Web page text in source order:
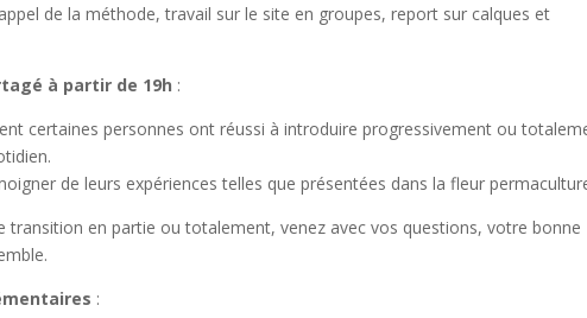
de la méthode, travail sur le site en groupes, report sur calques et
à partir de 19h :
certaines personnes ont réussi à introduire progressivement ou
de leurs expériences telles que présentées dans la fleur
en partie ou totalement, venez avec vos questions, votre bonne
: